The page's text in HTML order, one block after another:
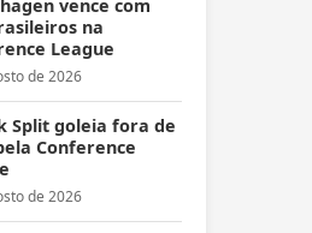
vence com
na
League
de 2026
Split goleia fora de
Conference
de 2026